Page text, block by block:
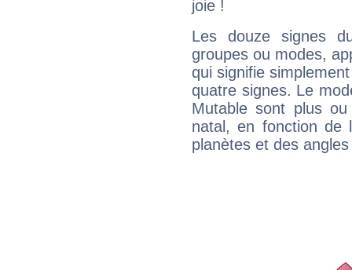
joie !
Les douze signes
groupes ou modes,
qui signifie
quatre signes. Le
Mutable sont plus
natal, en fonction de
planètes et des